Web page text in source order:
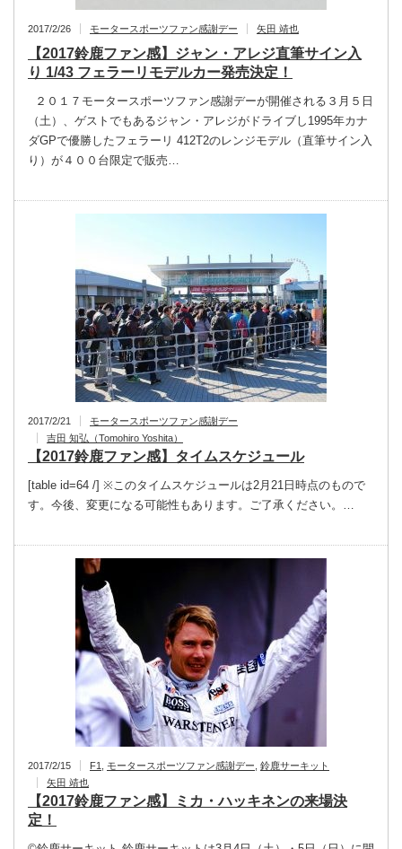
2017/2/26 モータースポーツファン感謝デー 矢田 靖也
【2017鈴鹿ファン感】ジャン・アレジ直筆サイン入
り 1/43 フェラーリモデルカー発売決定！
２０１７モータースポーツファン感謝デーが開催される３月５日
（土）、ゲストでもあるジャン・アレジがドライブし1995年カナ
ダGPで優勝したフェラーリ 412T2のレンジモデル（直筆サイン入
り）が４００台限定で販売…
2017/2/21
モータースポーツファン感謝デー
吉田 知弘（Tomohiro Yoshita）
【2017鈴鹿ファン感】タイムスケジュール
[table id=64 /] ※このタイムスケジュールは2月21日時点のもので
す。今後、変更になる可能性もあります。ご了承ください。…
2017/2/15 F1 モータースポーツファン感謝デー 鈴鹿サーキット
矢田 靖也
【2017鈴鹿ファン感】ミカ・ハッキネンの来場決
定！